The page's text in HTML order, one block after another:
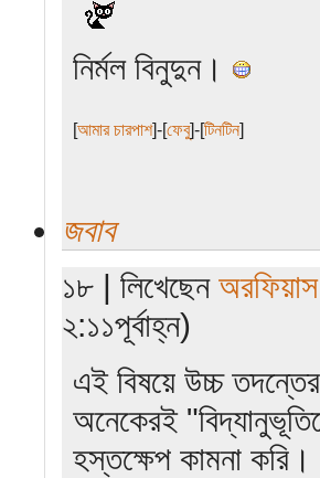
নির্মল বিনুদুন।
[আমার চারপাশ]-[ফেবু]-[টিনটিন]
জবাব
১৮ | লিখেছেন অরফিয়াস
২:১১পূর্বাহ্ন)
এই বিষয়ে উচ্চ
অনেকেরই
হস্তক্ষেপ কামনা করি।